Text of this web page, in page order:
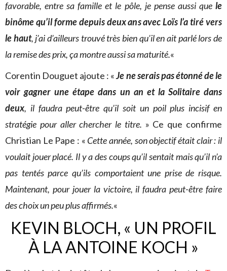
favorable, entre sa famille et le pôle, je pense aussi que le
binôme qu’il forme depuis deux ans avec Loïs l’a tiré vers
le haut, j’ai d’ailleurs trouvé très bien qu’il en ait parlé lors de
la remise des prix, ça montre aussi sa maturité.«
Corentin Douguet ajoute : «Je ne serais pas étonné de le
voir gagner une étape dans un an et la Solitaire dans
deux, il faudra peut-être qu’il soit un poil plus incisif en
stratégie pour aller chercher le titre. » Ce que confirme
Christian Le Pape : « Cette année, son objectif était clair : il
voulait jouer placé. Il y a des coups qu’il sentait mais qu’il n’a
pas tentés parce qu’ils comportaient une prise de risque.
Maintenant, pour jouer la victoire, il faudra peut-être faire
des choix un peu plus affirmés.«
KEVIN BLOCH, « UN PROFIL
À LA ANTOINE KOCH »